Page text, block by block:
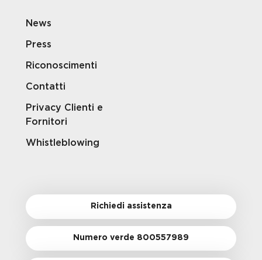
News
Press
Riconoscimenti
Contatti
Privacy Clienti e
Fornitori
Whistleblowing
Richiedi assistenza
Numero verde 800557989